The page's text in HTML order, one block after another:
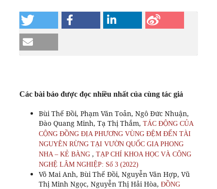
Các bài báo được đọc nhiều nhất của cùng tác giả
Bùi Thế Đồi, Phạm Văn Toản, Ngô Đức Nhuận,
Đào Quang Minh, Tạ Thị Thắm, TÁC ĐỘNG CỦA
CỘNG ĐỒNG ĐỊA PHƯƠNG VÙNG ĐỆM ĐẾN TÀI
NGUYÊN RỪNG TẠI VƯỜN QUỐC GIA PHONG
NHA – KẺ BÀNG , TẠP CHÍ KHOA HỌC VÀ CÔNG
NGHỆ LÂM NGHIỆP: Số 3 (2022)
Võ Mai Anh, Bùi Thế Đồi, Nguyễn Văn Hợp, Vũ
Thị Minh Ngọc, Nguyễn Thị Hải Hòa, ĐỒNG